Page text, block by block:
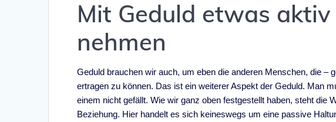
Mit Geduld etwas
nehmen
Geduld brauchen wir auch, um eben die anderen Menschen, die
ertragen zu können. Das ist ein weiterer Aspekt der Geduld. Man
einem nicht gefällt. Wie wir ganz oben festgestellt haben, steht die
Beziehung. Hier handelt es sich keineswegs um eine passive